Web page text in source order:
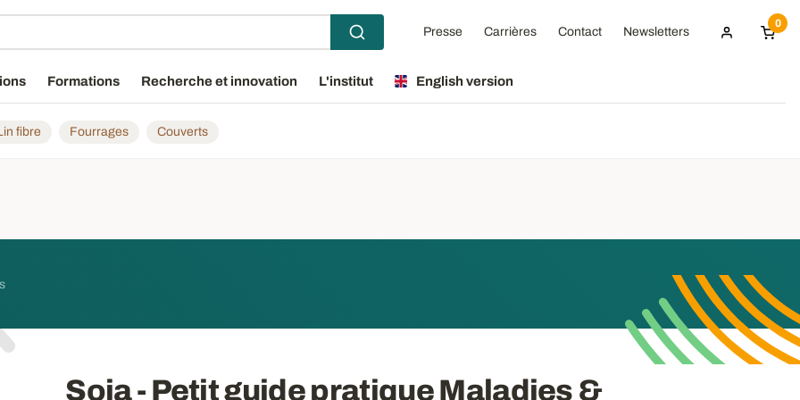
Presse Carrières Contact Newsletters
0
Formations Recherche et innovation L'institut English version
fibre Fourrages Couverts
Soja - Petit guide pratique Maladies &